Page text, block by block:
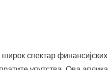
сигурност и разноликост,